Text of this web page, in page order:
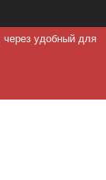
через удобный для